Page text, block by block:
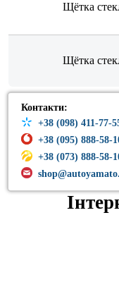
Щётка
Щётка
Контакти:
+38 (098) 411-77-
+38 (095) 888-58-
+38 (073) 888-58-